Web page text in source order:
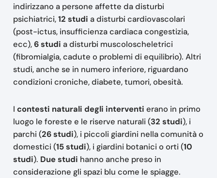
indirizzano a persone affette da disturbi
psichiatrici,12 studi a disturbi cardiovascolari
(post-ictus, insufficienza cardiaca congestizia,
ecc),6 studi a disturbi muscoloscheletrici
(fibromialgia, cadute o problemi di equilibrio). Altri
studi, anche se in numero inferiore, riguardano
condizioni croniche, diabete, tumori, obesità.
I contesti naturali degli interventi erano in primo
luogo le foreste e le riserve naturali (32 studi), i
parchi (26 studi), i piccoli giardini nella comunità o
domestici (15 studi), i giardini botanici o orti (10
studi). Due studi hanno anche preso in
considerazione gli spazi blu come le spiagge.